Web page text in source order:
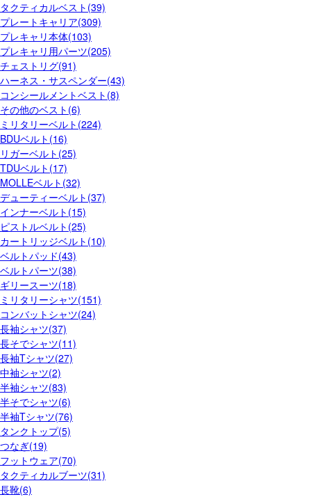
タクティカルベスト(39)
プレートキャリア(309)
プレキャリ本体(103)
プレキャリ用パーツ(205)
チェストリグ(91)
ハーネス・サスペンダー(43)
コンシールメントベスト(8)
その他のベスト(6)
ミリタリーベルト(224)
BDUベルト(16)
リガーベルト(25)
TDUベルト(17)
MOLLEベルト(32)
デューティーベルト(37)
インナーベルト(15)
ピストルベルト(25)
カートリッジベルト(10)
ベルトパッド(43)
ベルトパーツ(38)
ギリースーツ(18)
ミリタリーシャツ(151)
コンバットシャツ(24)
長袖シャツ(37)
長そでシャツ(11)
長袖Tシャツ(27)
中袖シャツ(2)
半袖シャツ(83)
半そでシャツ(6)
半袖Tシャツ(76)
タンクトップ(5)
つなぎ(19)
フットウェア(70)
タクティカルブーツ(31)
長靴(6)